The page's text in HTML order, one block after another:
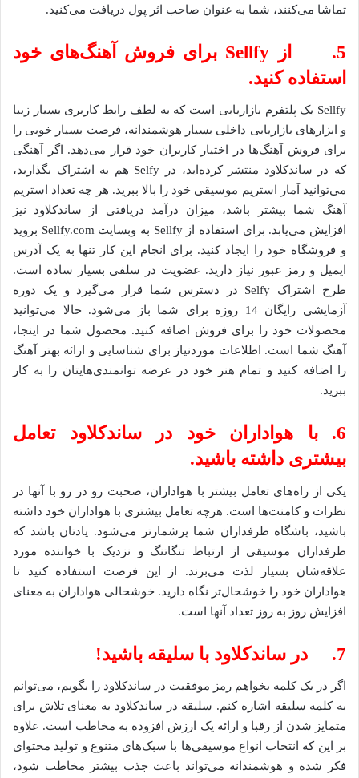
تماشا می‌کنند، شما به عنوان صاحب اثر پول دریافت می‌کنید.
5. از Sellfy برای فروش آهنگ‌های خود
استفاده کنید.
Sellfy یک پلتفرم بازاریابی است که به لطف رابط کاربری بسیار زیبا
و ابزارهای بازاریابی داخلی بسیار هوشمندانه، فرصت بسیار خوبی را
برای فروش آهنگ‌ها در اختیار کاربران خود قرار می‌دهد. اگر آهنگی
که در ساندکلاود منتشر کرده‌اید، در Selfy هم به اشتراک بگذارید،
می‌توانید آمار استریم موسیقی خود را بالا ببرید. هر چه تعداد استریم
آهنگ شما بیشتر باشد، میزان درآمد دریافتی از ساندکلاود نیز
افزایش می‌یابد. برای استفاده از Sellfy به وبسایت Sellfy.com بروید
و فروشگاه خود را ایجاد کنید. برای انجام این کار تنها به یک آدرس
ایمیل و رمز عبور نیاز دارید. عضویت در سلفی بسیار ساده است.
طرح اشتراک Selfy در دسترس شما قرار می‌گیرد و یک دوره
آزمایشی رایگان 14 روزه برای شما باز می‌شود. حالا می‌توانید
محصولات خود را برای فروش اضافه کنید. محصول شما در اینجا،
آهنگ شما است. اطلاعات موردنیاز برای شناسایی و ارائه بهتر آهنگ
را اضافه کنید و تمام هنر خود در عرضه توانمندی‌هایتان را به کار
ببرید.
6. با هواداران خود در ساندکلاود تعامل
بیشتری داشته باشید.
یکی از راه‌های تعامل بیشتر با هواداران، صحبت رو در رو با آنها در
نظرات و کامنت‌ها است. هرچه تعامل بیشتری با هواداران خود داشته
باشید، باشگاه طرفداران شما پرشمارتر می‌شود. یادتان باشد که
طرفداران موسیقی از ارتباط تنگاتنگ و نزدیک با خواننده مورد
علاقه‌شان بسیار لذت می‌برند. از این فرصت استفاده کنید تا
هواداران خود را خوشحال‌تر نگاه دارید. خوشحالی هواداران به معنای
افزایش روز به روز تعداد آنها است.
7. در ساندکلاود با سلیقه باشید!
اگر در یک کلمه بخواهم رمز موفقیت در ساندکلاود را بگویم، می‌توانم
به کلمه سلیقه اشاره کنم. سلیقه در ساندکلاود به معنای تلاش برای
متمایز شدن از رقبا و ارائه یک ارزش افزوده به مخاطب است. علاوه
بر این که انتخاب انواع موسیقی‌ها با سبک‌های متنوع و تولید محتوای
فکر شده و هوشمندانه می‌تواند باعث جذب بیشتر مخاطب شود،